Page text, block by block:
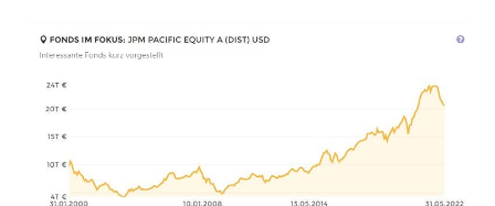
JPMorgan
Pacific
Equity
Fund:
Der
Klassiker
für